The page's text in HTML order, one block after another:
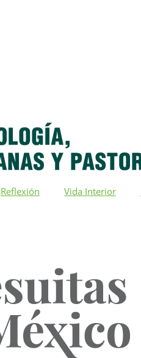
Reflexión Vida Interior